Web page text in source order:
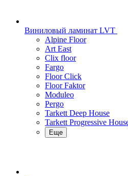
Виниловый ламинат LVT
Alpine Floor
Art East
Clix floor
Fargo
Floor Click
Floor Faktor
Moduleo
Pergo
Tarkett Deep House
Tarkett Progressive
Еще